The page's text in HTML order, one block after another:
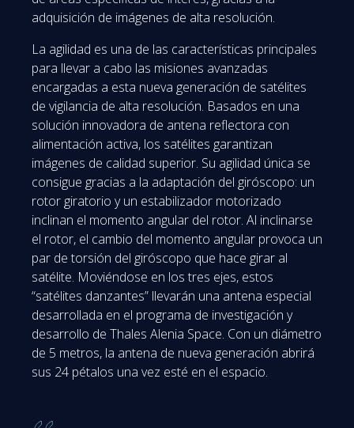
adquisición de imágenes de alta resolución.
La agilidad es una de las características principales
para llevar a cabo las misiones avanzadas
encargadas a esta nueva generación de satélites
de vigilancia de alta resolución. Basados en una
solución innovadora de antena reflectora con
alimentación activa, los satélites garantizan
imágenes de calidad superior. Su agilidad única se
consigue gracias a la adaptación del giróscopo: un
rotor giratorio y un estabilizador motorizado
inclinan el momento angular del rotor. Al inclinarse
el rotor, el cambio del momento angular provoca un
par de torsión del giróscopo que hace girar al
satélite. Moviéndose en los tres ejes, estos
“satélites danzantes” llevarán una antena especial
desarrollada en el programa de investigación y
desarrollo de Thales Alenia Space. Con un diámetro
de 5 metros, la antena de nueva generación abrirá
sus 24 pétalos una vez esté en el espacio.